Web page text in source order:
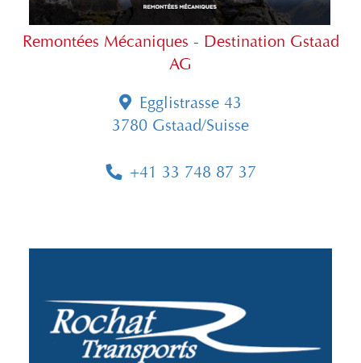
Remontées Mécaniques - Destination Gstaad
AG
Egglistrasse 43
3780 Gstaad/Suisse
+41 33 748 87 37